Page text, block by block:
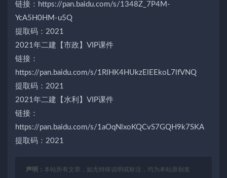
链接：https://pan.baidu.com/s/1348Z_7P4M-
YcA5H0HM-u5Q
提取码：2021
2021年二建【市政】VIP课件
链接：
https://pan.baidu.com/s/1RlHK4HUkzElEEkoL7lfVNQ
提取码：2021
2021年二建【水利】VIP课件
链接：
https://pan.baidu.com/s/1aOqNlxoKQCvS7GQH9k7SKA
提取码：2021
声明： 本站所有文章，如无特殊说明或标注，均为本站原创发